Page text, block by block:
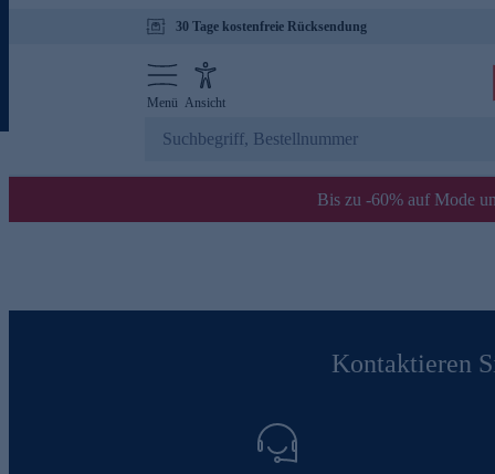
30 Tage kostenfreie Rücksendung
Menü Ansicht
Bis zu -60% auf Mode
Kontaktieren